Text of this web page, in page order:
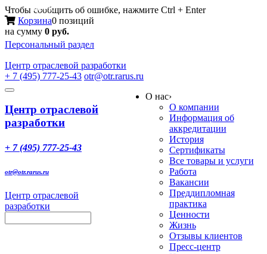
Чтобы сообщить об ошибке, нажмите Ctrl + Enter
Корзина0 позиций
на сумму 0 руб.
Персональный раздел
Центр отраслевой разработки
+ 7 (495) 777-25-43 otr@otr.rarus.ru
Toggle
Меню
Центр отраслевой
разработки
+ 7 (495) 777-25-43
otr@otr.rarus.ru
Центр отраслевой
разработки
О нас›
О компании
Информация об
аккредитации
История
Сертификаты
Все товары и услуги
Работа
Вакансии
Преддипломная
практика
Ценности
Жизнь
Отзывы клиентов
Пресс-центр